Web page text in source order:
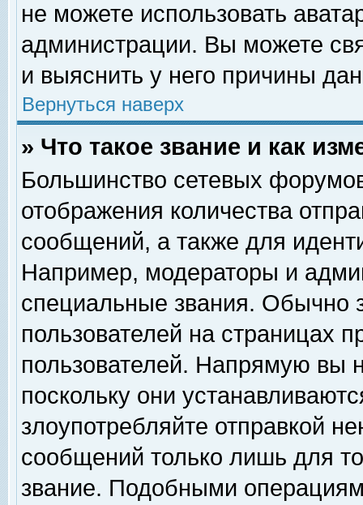
не можете использовать
администрации. Вы можете
и выяснить у него причины
Вернуться наверх
» Что такое звание и как
Большинство сетевых
отображения количества
сообщений, а также для
Например, модераторы и
специальные звания. Обычно
пользователей на страницах
пользователей. Напрямую вы
поскольку они
злоупотребляйте отправкой
сообщений только лишь для
звание. Подобными